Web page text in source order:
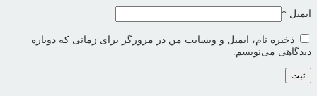
ایمیل *
ذخیره نام، ایمیل و وبسایت من در مرورگر برای زمانی که دوباره
دیدگاهی می‌نویسم.